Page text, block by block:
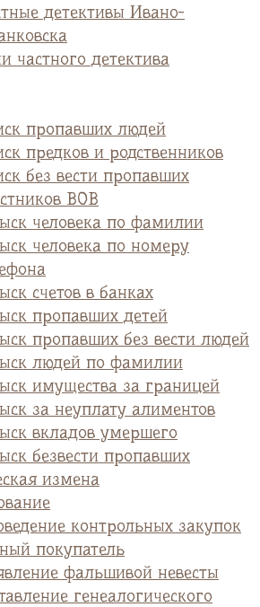
детективы Ивано-
частного детектива
пропавших людей
предков и родственников
без вести пропавших
ВОВ
человека по фамилии
человека по номеру
счетов в банках
пропавших детей
пропавших без вести людей
людей по фамилии
имущества за границей
за неуплату алиментов
вкладов умершего
безвести пропавших
измена
контрольных закупок
покупатель
фальшивой невесты
генеалогического